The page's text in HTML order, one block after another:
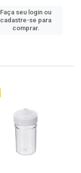
Faça seu login ou
cadastre-se para
comprar.